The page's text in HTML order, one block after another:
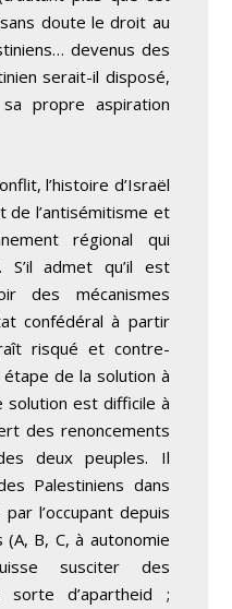
doute le droit au
devenus des
serait-il disposé,
propre aspiration
l’histoire d’Israël
de l’antisémitisme et
régional qui
S’il admet qu’il est
des mécanismes
confédéral à partir
risqué et contre-
de la solution à
solution est difficile à
des renoncements
deux peuples. Il
Palestiniens dans
l’occupant depuis
B, C, à autonomie
susciter des
sorte d’apartheid ;